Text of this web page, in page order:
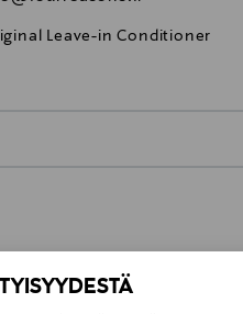
Leave-in Conditioner